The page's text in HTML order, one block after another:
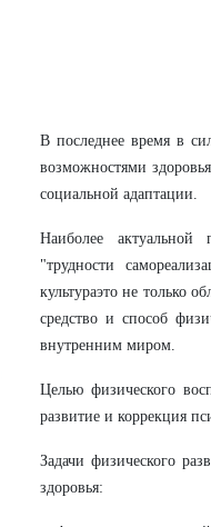
В последнее время в
возможностями
социальной адаптации.
Наиболее актуальной
"трудности
культура­это не только
средство и способ
внутренним миром.
Целью физического
развитие и коррекция
Задачи физического
здоровья: